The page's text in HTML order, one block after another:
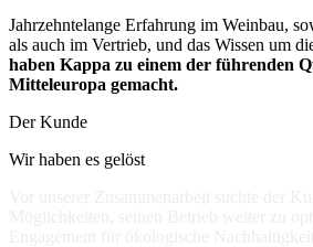
Jahrzehntelange Erfahrung im Weinbau,
als auch im Vertrieb, und das Wissen um
haben Kappa zu einem der führenden
Mitteleuropa gemacht.
Der Kunde
Wir haben es gelöst